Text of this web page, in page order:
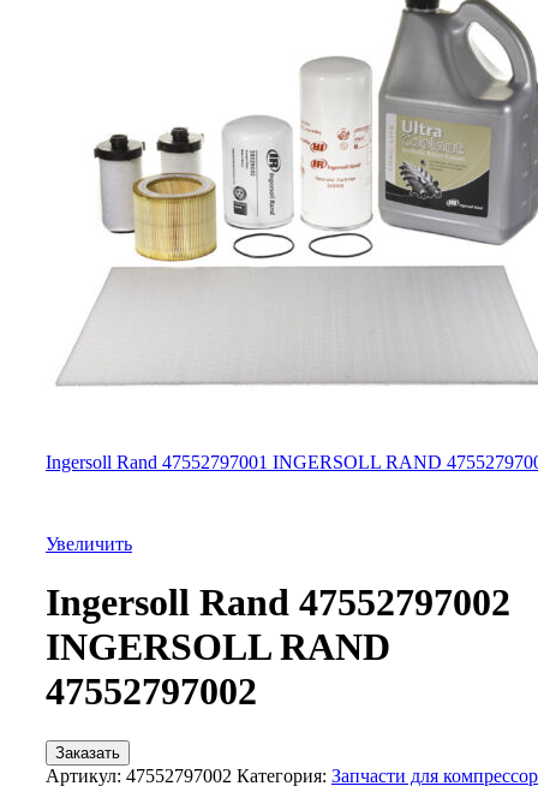
Ingersoll Rand 47552797001 INGERSOLL RAND
Увеличить
Ingersoll Rand 47552797002
INGERSOLL RAND
47552797002
Заказать
Артикул: 47552797002 Категория: Запчасти для